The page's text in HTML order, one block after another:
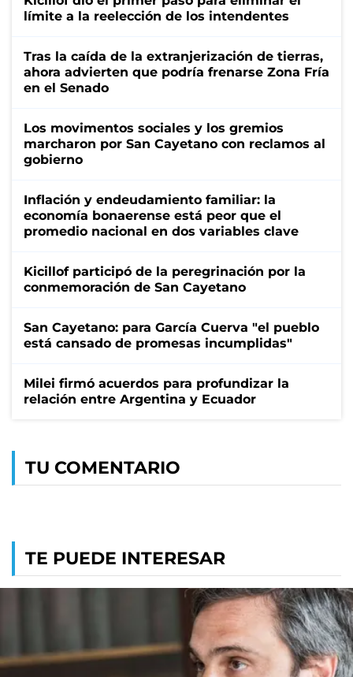
límite a la reelección de los intendentes
Tras la caída de la extranjerización de tierras,
ahora advierten que podría frenarse Zona Fría
en el Senado
Los movimentos sociales y los gremios
marcharon por San Cayetano con reclamos al
gobierno
Inflación y endeudamiento familiar: la
economía bonaerense está peor que el
promedio nacional en dos variables clave
Kicillof participó de la peregrinación por la
conmemoración de San Cayetano
San Cayetano: para García Cuerva "el pueblo
está cansado de promesas incumplidas"
Milei firmó acuerdos para profundizar la
relación entre Argentina y Ecuador
TU COMENTARIO
TE PUEDE INTERESAR